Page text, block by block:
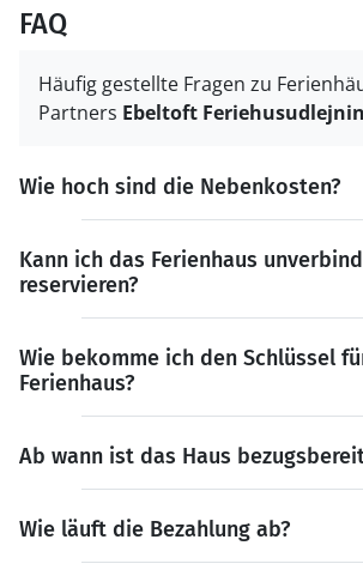
FAQ
Häufig gestellte Fragen zu
Partners Ebeltoft
Wie hoch sind die Nebenkosten?
Kann ich das Ferienhaus
reservieren?
Wie bekomme ich den Schlüssel
Ferienhaus?
Ab wann ist das Haus
Wie läuft die Bezahlung ab?